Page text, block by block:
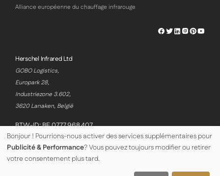
Alliance européenne du chauffage infrarouge
Herschel
Herschel
Herschel
Herschel
Herschel
Herschel Infrared Ltd
GOBO Logistics,
Europark 28,
Industriezone 3.602,
3620 Lanaken, België
BTW-ID: BE 0777.968.407
© Copyright Herschel Infrared Ltd 2026
Bonjour ! Pourrions-nous activer des services supplémentaires pour
Publicité & Performance? Vous pouvez toujours modifier ou retirer
votre consentement plus tard.